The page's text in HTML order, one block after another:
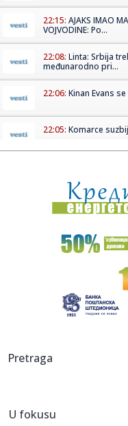
22:15: AJAKS IMAO
VOJVODINE: Po...
22:08: Linta: Srbija
međunarodno pri...
22:06: Kinan Evans
22:05: Komarce
22:00:Skandal u
protiv di...
21:57:Pavlović na
odg...
Glumicu
21:55:HUMSKA JE
21:45:
Pretraga
U fokusu